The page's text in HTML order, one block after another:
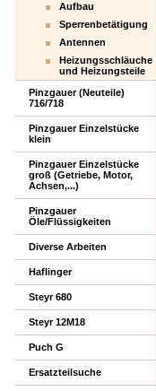
Aufbau
Sperrenbetätigung
Antennen
Heizungsschläuche
und Heizungsteile
Pinzgauer (Neuteile)
716/718
Pinzgauer Einzelstücke
klein
Pinzgauer Einzelstücke
groß (Getriebe, Motor,
Achsen,...)
Pinzgauer
Öle/Flüssigkeiten
Diverse Arbeiten
Haflinger
Steyr 680
Steyr 12M18
Puch G
Ersatzteilsuche